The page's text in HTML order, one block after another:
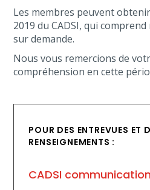
Les membres peuvent
2019 du CADSI, qui
sur demande.
Nous vous remercions de
compréhension en cette
POUR DES ENTREVUES ET
RENSEIGNEMENTS :
CADSI